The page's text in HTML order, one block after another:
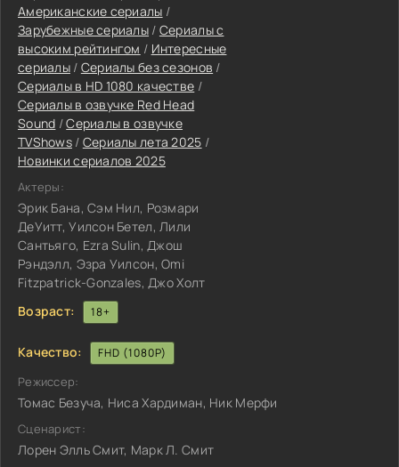
Американские сериалы /
Зарубежные сериалы / Сериалы с
высоким рейтингом / Интересные
сериалы/ Сериалы без сезонов /
Сериалы в HD 1080 качестве /
Сериалы в озвучке Red Head
Sound /Сериалы в озвучке
TVShows/ Сериалы лета 2025 /
Новинки сериалов 2025
Актеры:
Эрик Бана, Сэм Нил, Розмари
ДеУитт, Уилсон Бетел, Лили
Сантьяго, Ezra Sulin, Джош
Рэндэлл, Эзра Уилсон, Omi
Fitzpatrick-Gonzales, Джо Холт
Возраст:
18+
Качество: FHD (1080P)
Режиссер:
Томас Безуча, Ниса Хардиман, Ник Мерфи
Сценарист:
Лорен Элль Смит, Марк Л. Смит